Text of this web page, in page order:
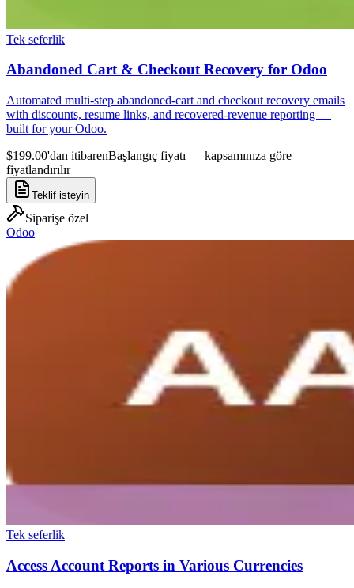
Tek seferlik
Abandoned Cart & Checkout Recovery for Odoo
Automated multi-step abandoned-cart and checkout recovery emails
with discounts, resume links, and recovered-revenue reporting —
built for your Odoo.
$199.00'dan itibarenBaşlangıç fiyatı — kapsamınıza göre
fiyatlandırılır
Teklif isteyin
Siparişe özel
Odoo
Tek seferlik
Access Account Reports in Various Currencies